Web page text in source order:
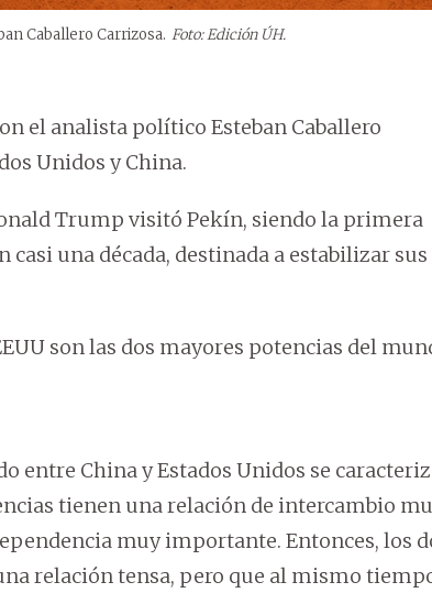
Caballero Carrizosa. Foto: Edición ÚH.
el analista político Esteban Caballero
Unidos y China.
Trump visitó Pekín, siendo la primera
una década, destinada a estabilizar sus
son las dos mayores potencias del
entre China y Estados Unidos se
tienen una relación de intercambio
muy importante. Entonces, los
relación tensa, pero que al mismo